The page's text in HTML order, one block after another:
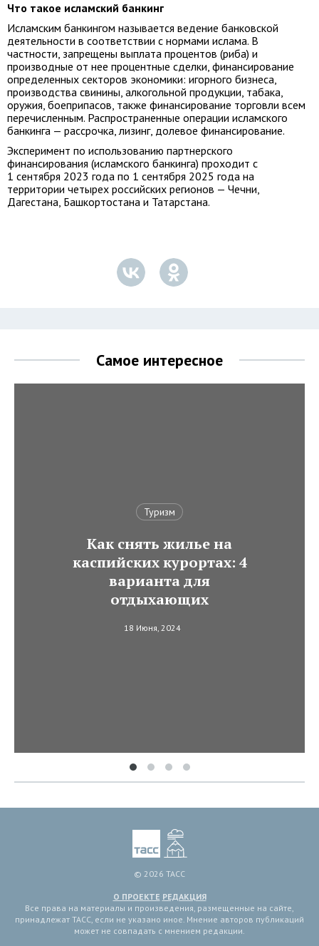
Что такое исламский банкинг
Исламским банкингом называется ведение банковской
деятельности в соответствии с нормами ислама. В
частности, запрещены выплата процентов (риба) и
производные от нее процентные сделки, финансирование
определенных секторов экономики: игорного бизнеса,
производства свинины, алкогольной продукции, табака,
оружия, боеприпасов, также финансирование торговли всем
перечисленным. Распространенные операции исламского
банкинга — рассрочка, лизинг, долевое финансирование.
Эксперимент по использованию партнерского
финансирования (исламского банкинга) проходит с
1 сентября 2023 года по 1 сентября 2025 года на
территории четырех российских регионов — Чечни,
Дагестана, Башкортостана и Татарстана.
Самое интересное
Туризм
Как снять жилье на
каспийских курортах: 4
варианта для
отдыхающих
18 Июня, 2024
© 2026 ТАСС
О ПРОЕКТЕ РЕДАКЦИЯ
Все права на материалы и произведения, размещенные на сайте,
принадлежат ТАСС, если не указано иное. Мнение авторов публикаций
может не совпадать с мнением редакции.